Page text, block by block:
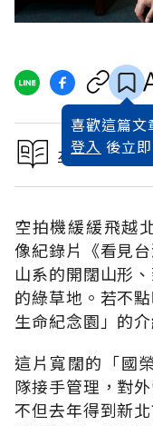
喜歡這篇文
登入 後立
本文出自風
空拍機緩緩飛越
像紀錄片《看見
山系的開闊山形
的綠草地。若不
生命紀念園」的
這片寬闊的「國
隊接手管理，對
不但去年得到新